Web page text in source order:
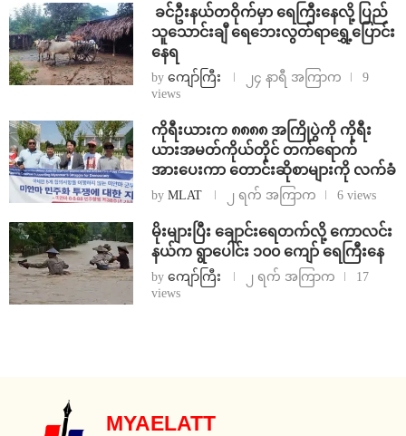
⁩ ⁨ခင်ဦးနယ်တဝိုက်မှာ ရေကြီးနေလို့ ပြည်
သူသောင်းချီ ရေဘေးလွတ်ရာရွှေ့ပြောင်း
နေရ
by ကျော်ကြီး ၂၄ နာရီ အကြာက
9
views
ကိုရီးယားက ၈၈၈၈ အကြိုပွဲကို ကိုရီး
ယားအမတ်ကိုယ်တိုင် တက်ရောက်
အားပေးကာ တောင်းဆိုစာများကို လက်ခံ
by MLAT ၂ ရက် အကြာက 6 views
⁨မိုးများပြီး ချောင်းရေတက်လို့ ကောလင်း
နယ်က ရွာပေါင်း ၁၀၀ ကျော် ရေကြီးနေ
by ကျော်ကြီး ၂ ရက် အကြာက
17
views
MYAELATT